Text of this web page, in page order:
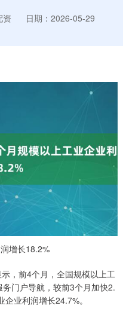
资
日期：2026-05-29
增长18.2%
，前4个月，全国规模以上工
门户导航，较前3个月加快2.
业利润增长24.7%。